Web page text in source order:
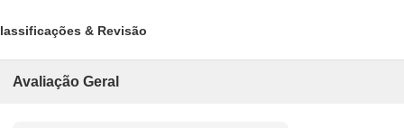
& Revisão
Avaliação Geral